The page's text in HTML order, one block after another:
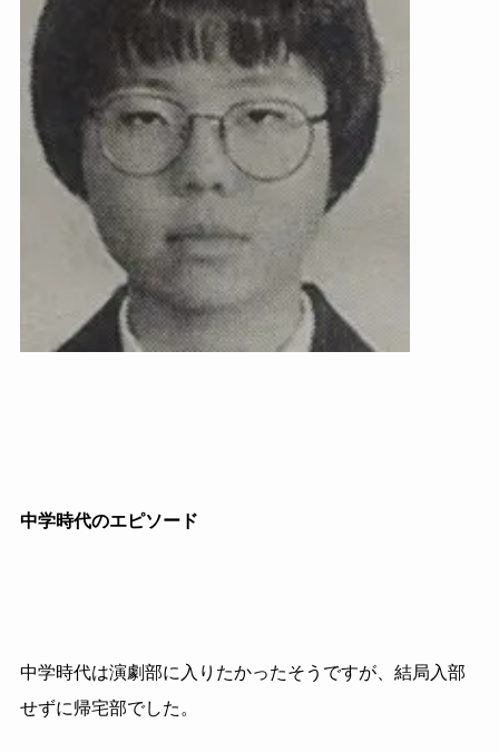
中学時代のエピソード
中学時代は演劇部に入りたかったそうですが、結局入部
せずに帰宅部でした。